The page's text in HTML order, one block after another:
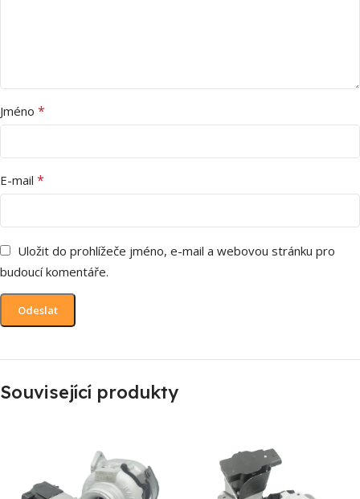
Jméno *
E-mail *
Uložit do prohlížeče jméno, e-mail a webovou stránku pro
budoucí komentáře.
Související produkty